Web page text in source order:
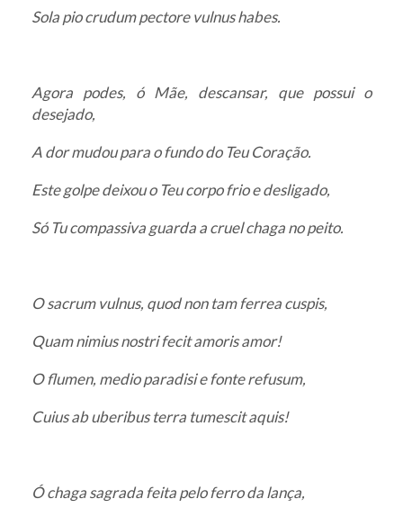
Sola pio crudum pectore vulnus habes.
Agora podes, ó Mãe, descansar, que possui o
desejado,
A dor mudou para o fundo do Teu Coração.
Este golpe deixou o Teu corpo frio e desligado,
Só Tu compassiva guarda a cruel chaga no peito.
O sacrum vulnus, quod non tam ferrea cuspis,
Quam nimius nostri fecit amoris amor!
O flumen, medio paradisi e fonte refusum,
Cuius ab uberibus terra tumescit aquis!
Ó chaga sagrada feita pelo ferro da lança,